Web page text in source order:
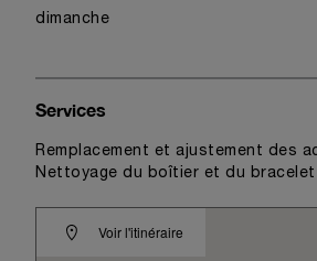
dimanche
Voir l'itinéraire
Services
Remplacement et ajustement des
Nettoyage du boîtier et du bracelet